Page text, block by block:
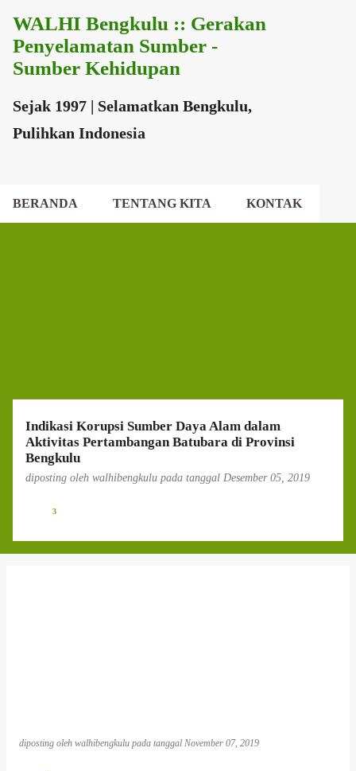
Langsung ke konten utama
WALHI Bengkulu :: Gerakan
Penyelamatan Sumber -
Sumber Kehidupan
Sejak 1997 | Selamatkan Bengkulu,
Pulihkan Indonesia
BERANDA TENTANG KITA KONTAK
Indikasi Korupsi Sumber Daya Alam dalam
Aktivitas Pertambangan Batubara di Provinsi
Bengkulu
diposting oleh walhibengkulu pada tanggal Desember 05, 2019
3
diposting oleh walhibengkulu pada tanggal November 07, 2019